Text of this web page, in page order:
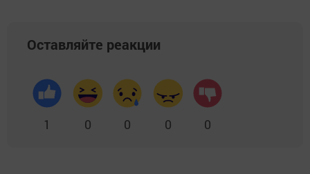
Оставляйте реакции
1 0 0 0 0